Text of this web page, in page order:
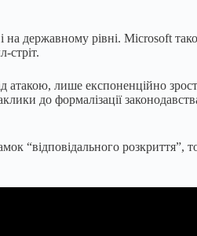
на державному рівні. Microsoft
стріт.
атакою, лише експоненційно
до формалізації
“відповідального розкриття”,